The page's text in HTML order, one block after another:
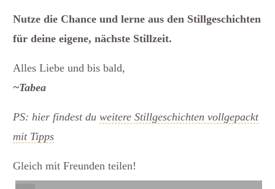
Nutze die Chance und lerne aus den Stillgeschichten
für deine eigene, nächste Stillzeit.
Alles Liebe und bis bald,
~Tabea
PS: hier findest du weitere Stillgeschichten vollgepackt
mit Tipps
Gleich mit Freunden teilen!